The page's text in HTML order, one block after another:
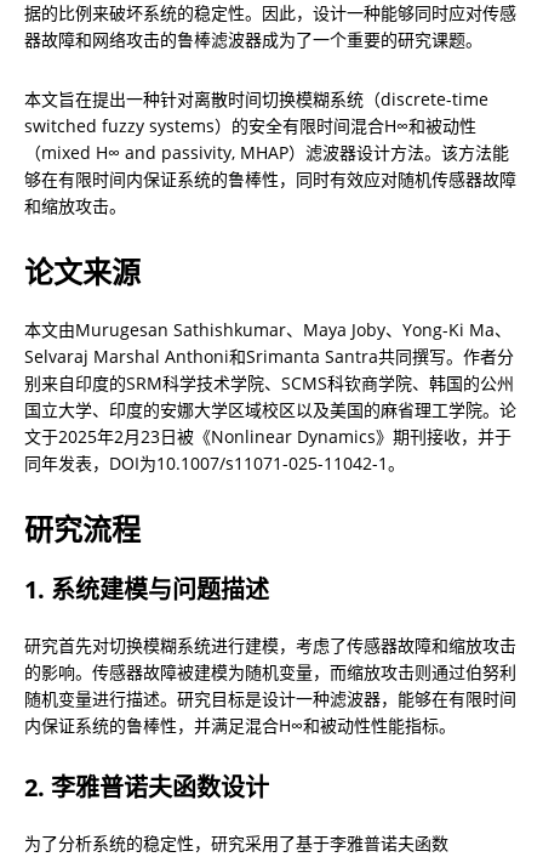
据的比例来破坏系统的稳定性。因此，设计一种能够同时应对传感
器故障和网络攻击的鲁棒滤波器成为了一个重要的研究课题。
本文旨在提出一种针对离散时间切换模糊系统（discrete-time
switched fuzzy systems）的安全有限时间混合H∞和被动性
（mixed H∞ and passivity, MHAP）滤波器设计方法。该方法能
够在有限时间内保证系统的鲁棒性，同时有效应对随机传感器故障
和缩放攻击。
论文来源
本文由Murugesan Sathishkumar、Maya Joby、Yong-Ki Ma、
Selvaraj Marshal Anthoni和Srimanta Santra共同撰写。作者分
别来自印度的SRM科学技术学院、SCMS科钦商学院、韩国的公州
国立大学、印度的安娜大学区域校区以及美国的麻省理工学院。论
文于2025年2月23日被《Nonlinear Dynamics》期刊接收，并于
同年发表，DOI为10.1007/s11071-025-11042-1。
研究流程
1. 系统建模与问题描述
研究首先对切换模糊系统进行建模，考虑了传感器故障和缩放攻击
的影响。传感器故障被建模为随机变量，而缩放攻击则通过伯努利
随机变量进行描述。研究目标是设计一种滤波器，能够在有限时间
内保证系统的鲁棒性，并满足混合H∞和被动性性能指标。
2. 李雅普诺夫函数设计
为了分析系统的稳定性，研究采用了基于李雅普诺夫函数